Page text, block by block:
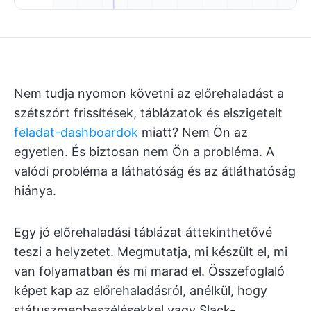
Nem tudja nyomon követni az előrehaladást a
szétszórt frissítések, táblázatok és elszigetelt
feladat-dashboardok miatt? Nem Ön az
egyetlen. És biztosan nem Ön a probléma. A
valódi probléma a láthatóság és az átláthatóság
hiánya.
Egy jó előrehaladási táblázat áttekinthetővé
teszi a helyzetet. Megmutatja, mi készült el, mi
van folyamatban és mi marad el. Összefoglaló
képet kap az előrehaladásról, anélkül, hogy